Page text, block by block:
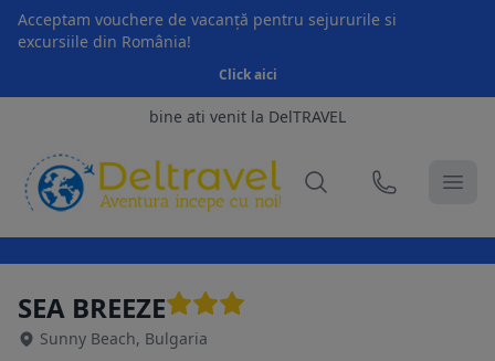
Acceptam vouchere de vacanță pentru sejururile si
excursiile din România!
Click aici
bine ati venit la DelTRAVEL
SEA BREEZE
Sunny Beach, Bulgaria